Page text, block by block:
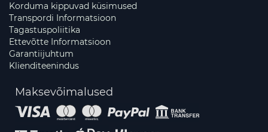
Korduma kippuvad küsimused
Transpordi Informatsioon
Tagastuspoliitika
Ettevõtte Informatsioon
Garantiijuhtum
Klienditeenindus
Maksevõimalused